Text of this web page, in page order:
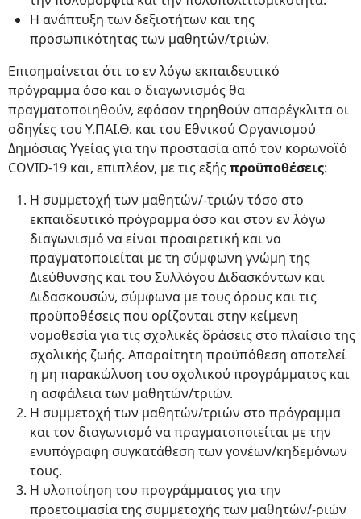
Η ανάπτυξη των δεξιοτήτων και της
προσωπικότητας των μαθητών/τριών.
Επισημαίνεται ότι το εν λόγω εκπαιδευτικό
πρόγραμμα όσο και ο διαγωνισμός θα
πραγματοποιηθούν, εφόσον τηρηθούν απαρέγκλιτα οι
οδηγίες του Υ.ΠΑΙ.Θ. και του Εθνικού Οργανισμού
Δημόσιας Υγείας για την προστασία από τον κορωνοϊό
COVID-19 και, επιπλέον, με τις εξήςπροϋποθέσεις:
Η συμμετοχή των μαθητών/-τριών τόσο στο
εκπαιδευτικό πρόγραμμα όσο και στον εν λόγω
διαγωνισμό να είναι προαιρετική και να
πραγματοποιείται με τη σύμφωνη γνώμη της
Διεύθυνσης και του Συλλόγου Διδασκόντων και
Διδασκουσών, σύμφωνα με τους όρους και τις
προϋποθέσεις που ορίζονται στην κείμενη
νομοθεσία για τις σχολικές δράσεις στο πλαίσιο της
σχολικής ζωής. Απαραίτητη προϋπόθεση αποτελεί
η μη παρακώλυση του σχολικού προγράμματος και
η ασφάλεια των μαθητών/τριών.
Η συμμετοχή των μαθητών/τριών στο πρόγραμμα
και τον διαγωνισμό να πραγματοποιείται με την
ενυπόγραφη συγκατάθεση των γονέων/κηδεμόνων
τους.
Η υλοποίηση του προγράμματος για την
προετοιμασία της συμμετοχής των μαθητών/-ριών